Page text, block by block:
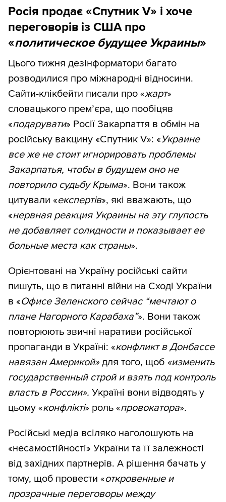
Росія продає «Спутник V» і хоче
переговорів із США про
«политическое будущее Украины»
Цього тижня дезінформатори багато
розводилися про міжнародні відносини.
Сайти-клікбейти писали про «жарт»
словацького прем’єра, що пообіцяв
«подарувати» Росії Закарпаття в обмін на
російську вакцину «Спутник V»: «Украине
все же не стоит игнорировать проблемы
Закарпатья, чтобы в будущем оно не
повторило судьбу Крыма». Вони також
цитували «експертів», які вважають, що
«нервная реакция Украины на эту глупость
не добавляет солидности и показывает ее
больные места как страны».
Орієнтовані на Україну російські сайти
пишуть, що в питанні війни на Сході України
в «Офисе Зеленского сейчас “мечтают о
плане Нагорного Карабаха”». Вони також
повторюють звичні наративи російської
пропаганди в Україні: «конфликт в Донбассе
навязан Америкой»для того, щоб «изменить
государственный строй и взять под контроль
власть в России». Україні вони відводять у
цьому «конфлікті» роль «провокатора».
Російські медіа всіляко наголошують на
«несамостійності» України та її залежності
від західних партнерів. А рішення бачать у
тому, щоб провести «откровенные и
прозрачные переговоры между